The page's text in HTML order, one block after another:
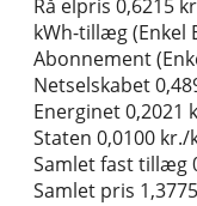
Rå elpris 0,6215
kWh-tillæg (Enkel
Abonnement
Netselskabet
Energinet0,2021
Staten 0,0100 kr./
Samlet fast tillæg
Samlet pris